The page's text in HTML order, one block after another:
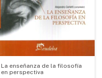
La enseñanza de la filosofía
en perspectiva